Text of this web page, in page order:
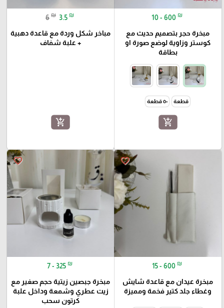
10 - 600 ₪
مبخرة حجر بتصميم حديث مع
كوستر وزاوية لوضع صورة او
بطاقة
قطعة ٥٠ قطعة
add_shopping_cart
6 ₪ 3.5 ₪
مباخر شكل وردة مع قاعدة دهبية
+ علبة شفاف
add_shopping_cart
favorite_border
15 - 600 ₪
مبخرة عيدان مع قاعدة شايش
وغطاء جلد كتير فخمة ومميزة
favorite_border
7 - 325 ₪
مبخرة جبصين زيتية حجم صغير مع
زيت عطري وشمعة وداخل علبة
كرتون سحب